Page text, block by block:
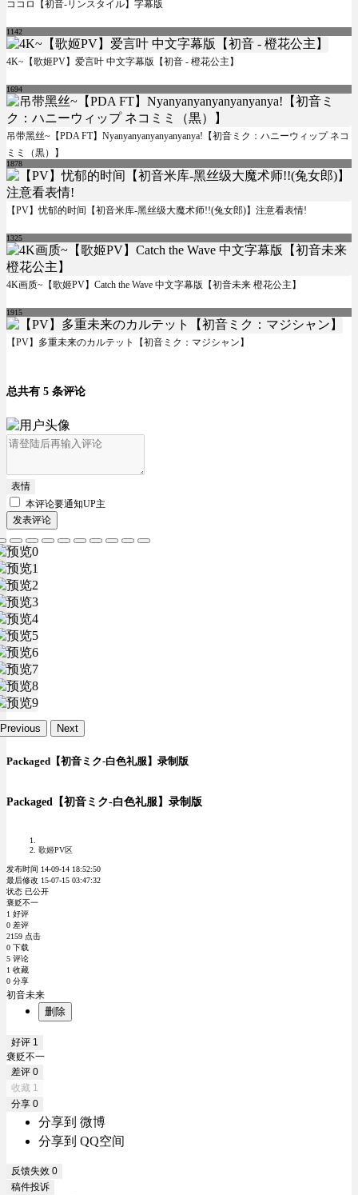
ココロ【初音-リンスタイル】字幕版
1142
4K~【歌姬PV】爱言叶 中文字幕版【初音 - 橙花公主】
1694
吊带黑丝~【PDA FT】Nyanyanyanyanyanyanya!【初音ミク：ハニーウィップ ネコ
ミミ（黒）】
1878
【PV】忧郁的时间【初音米库-黑丝级大魔术师!!(兔女郎)】注意看表情!
1325
4K画质~【歌姬PV】Catch the Wave 中文字幕版【初音未来 橙花公主】
1915
【PV】多重未来のカルテット【初音ミク：マジシャン】
总共有 5 条评论
表情
本评论要通知UP主
发表评论
Previous Next
Packaged【初音ミク-白色礼服】录制版
Packaged【初音ミク-白色礼服】录制版
歌姬PV区
发布时间 14-09-14 18:52:50
最后修改 15-07-15 03:47:32
状态 已公开
褒贬不一
1 好评
0 差评
2159 点击
0 下载
5 评论
1 收藏
0 分享
初音未来
删除
好评 1
褒贬不一
差评 0
收藏 1
分享 0
分享到 微博
分享到 QQ空间
反馈失效 0
稿件投诉